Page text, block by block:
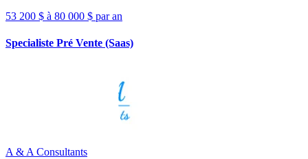
53 200 $ à 80 000 $ par an
Specialiste Pré Vente (Saas)
A & A Consultants